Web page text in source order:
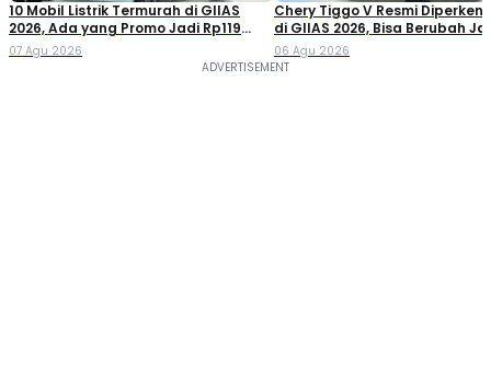
10 Mobil Listrik Termurah di GIIAS
2026, Ada yang Promo Jadi Rp119
Jutaan!
07 Agu 2026
Chery Tiggo V Resmi
di GIIAS 2026, Bisa Berubah
Double Cabin
06 Agu 2026